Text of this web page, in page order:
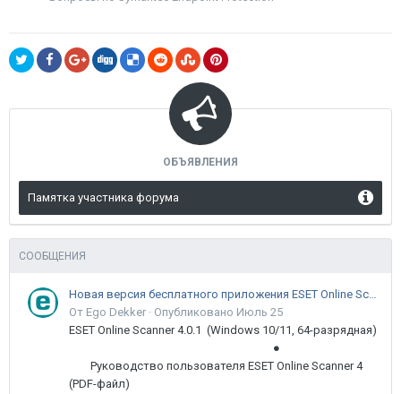
ОБЪЯВЛЕНИЯ
Памятка участника форума
СООБЩЕНИЯ
Новая версия бесплатного приложения ESET Online Scanner доступна пользователям
От Ego Dekker · Опубликовано Июль 25
ESET Online Scanner 4.0.1 (Windows 10/11, 64-разрядная)
●
Руководство пользователя ESET Online Scanner 4
(PDF-файл)